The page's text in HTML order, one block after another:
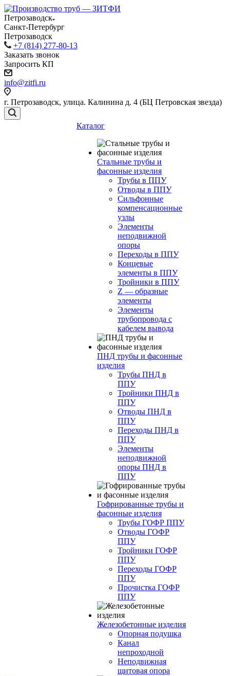
Петрозаводск
Санкт-Петербург
Петрозаводск
+7 (814) 277-80-13
Заказать звонок
Запросить КП
info@zitfi.ru
г. Петрозаводск, улица. Калинина д. 4 (БЦ Петровская звезда)
Каталог
Стальные трубы и
фасонные изделия
Трубы в ППУ
Отводы в ППУ
Сильфонные
компенсационные
узлы
Элементы
неподвижной
опоры
Переходы в ППУ
Концевые
элементы в ППУ
Тройники в ППУ
Z — образные
элементы
Элементы
трубопровода с
кабелем вывода
ПНД трубы и фасонные
изделия
Трубы ПНД в
ППУ
Тройники ПНД в
ППУ
Отводы ПНД в
ППУ
Переходы ПНД в
ППУ
Элементы
неподвижной
опоры ПНД в
ППУ
Гофрированные трубы и
фасонные изделия
Трубы ГОФР ППУ
Отводы ГОФР
ППУ
Тройники ГОФР
ППУ
Переходы ГОФР
ППУ
Прочистка ГОФР
ППУ
Железобетонные изделия
Опорная подушка
Канал
непроходной
Неподвижная
щитовая опора